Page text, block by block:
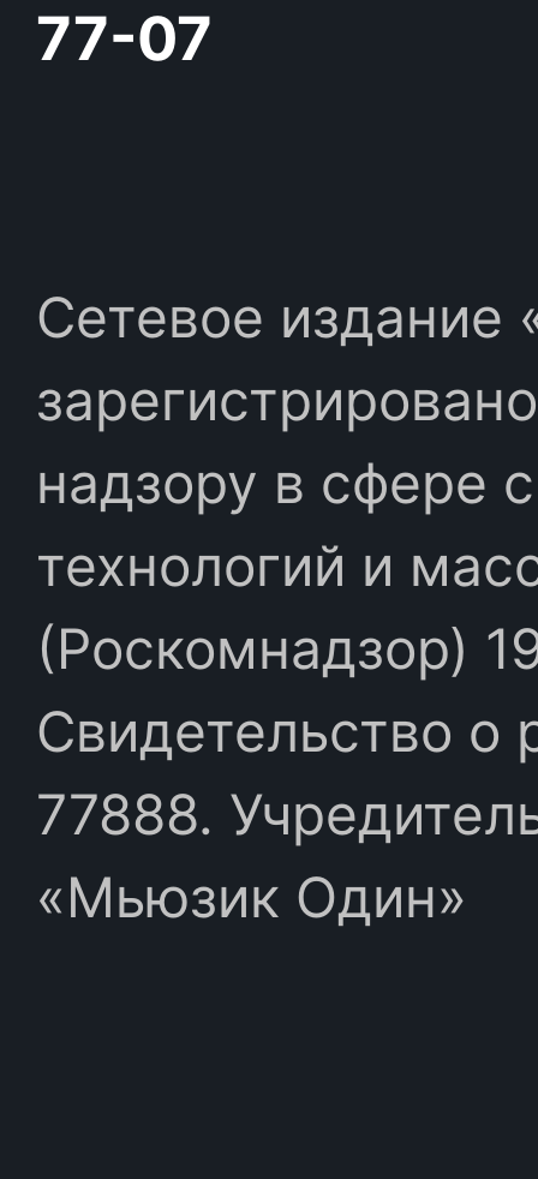
77-07
Сетевое издание
надзору в сфере
технологий и
(Роскомнадзор)
Свидетельство
77888.
«Мьюзик Один»